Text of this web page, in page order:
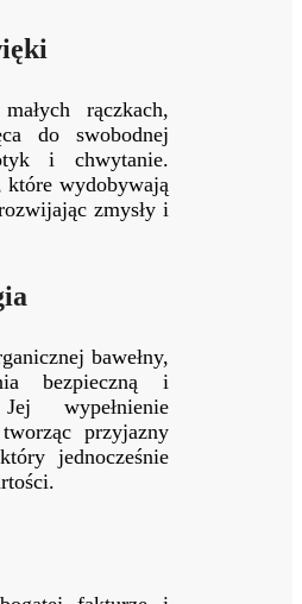
rączkach,
do swobodnej
i chwytanie.
wydobywają
zmysły i
bawełny,
bezpieczną i
wypełnienie
przyjazny
jednocześnie